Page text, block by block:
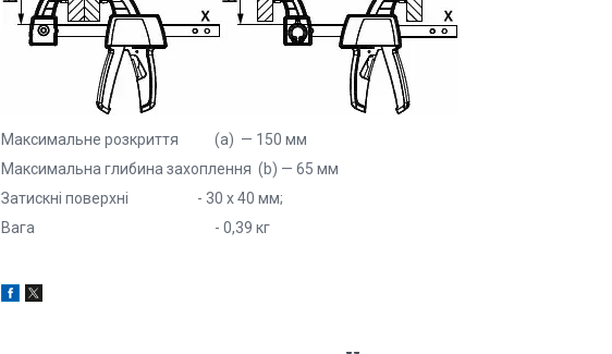
Максимальне розкриття (a) — 150 мм
Максимальна глибина захоплення (b) — 65 мм
Затискні поверхні - 30 х 40 мм;
Вага - 0,39 кг